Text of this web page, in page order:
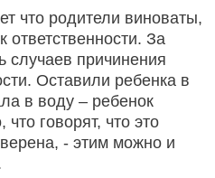
что родители виноваты,
ответственности. За
причинения
Оставили ребенка в
в воду – ребенок
говорят, что это
- этим можно и